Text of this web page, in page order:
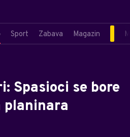
Sport Zabava Magazin
Spasioci se bore
planinara